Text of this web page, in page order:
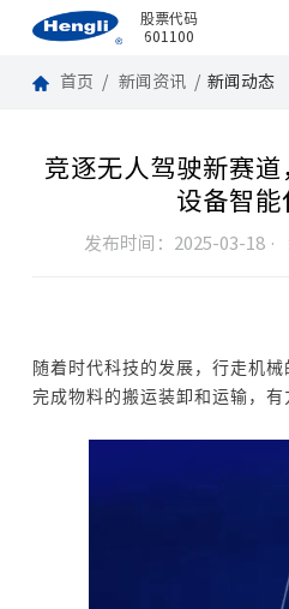
股票代码
601100
首页 新闻资讯 新闻动态
竞逐无人驾驶新赛
设备智能
发布时间：2025-03-18 ·
随着时代科技的发展，行走机
完成物料的搬运装卸和运输，